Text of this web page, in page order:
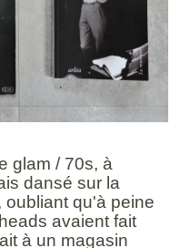
glam / 70s, à
dansé sur la
oubliant qu'à peine
avaient fait
à un magasin